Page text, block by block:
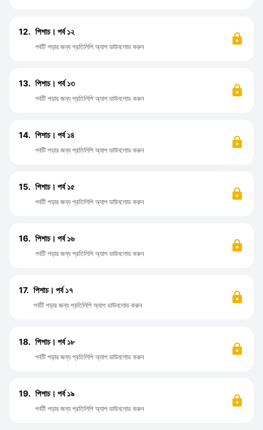
12. পিশাচ। পর্ব ১২
পর্বটি পড়ার জন্য প্রতিলিপি অ্যাপ ডাউনলোড করুন
13. পিশাচ। পর্ব ১৩
পর্বটি পড়ার জন্য প্রতিলিপি অ্যাপ ডাউনলোড করুন
14. পিশাচ। পর্ব ১৪
পর্বটি পড়ার জন্য প্রতিলিপি অ্যাপ ডাউনলোড করুন
15. পিশাচ। পর্ব ১৫
পর্বটি পড়ার জন্য প্রতিলিপি অ্যাপ ডাউনলোড করুন
16. পিশাচ। পর্ব ১৬
পর্বটি পড়ার জন্য প্রতিলিপি অ্যাপ ডাউনলোড করুন
17. পিশাচ। পর্ব ১৭
পর্বটি পড়ার জন্য প্রতিলিপি অ্যাপ ডাউনলোড করুন
18. পিশাচ। পর্ব ১৮
পর্বটি পড়ার জন্য প্রতিলিপি অ্যাপ ডাউনলোড করুন
19. পিশাচ। পর্ব ১৯
পর্বটি পড়ার জন্য প্রতিলিপি অ্যাপ ডাউনলোড করুন